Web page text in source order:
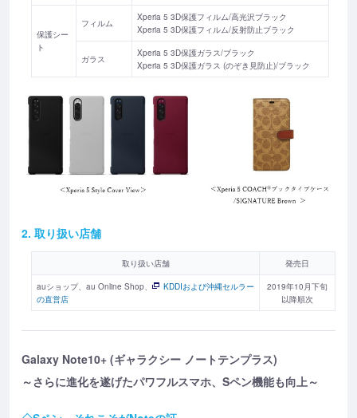
保護シー
ト
フィルム
Xperia 5 3D保護フィルム/高光沢ブラック
Xperia 5 3D保護フィルム/反射防止ブラック
ガラス
Xperia 5 3D保護ガラス/ブラック
Xperia 5 3D保護ガラス (のぞき見防止)/ブラック
2. 取り扱い店舗
取り扱い店舗 発売日
auショップ、au Online Shop、
KDDIおよび沖縄セルラー
の直営店
2019年10月下旬
以降順次
Galaxy Note10+ (ギャラクシー ノートテンプラス)
～さらに進化を遂げたパワフルスマホ、Sペン機能も向上～